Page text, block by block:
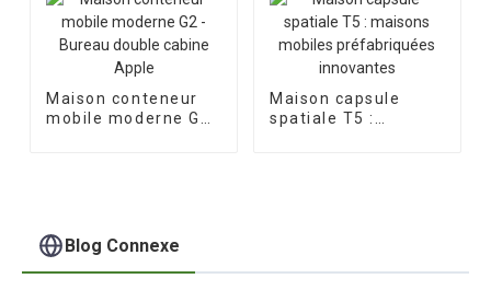
Maison conteneur
mobile moderne G2
Maison capsule
spatiale T5 :
Blog Connexe